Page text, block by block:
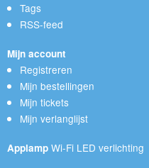
Tags
RSS-feed
Mijn account
Registreren
Mijn bestellingen
Mijn tickets
Mijn verlanglijst
Applamp Wi-Fi LED verlichting